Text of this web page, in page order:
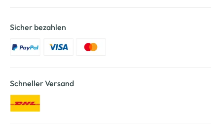
Sicher bezahlen
Schneller Versand